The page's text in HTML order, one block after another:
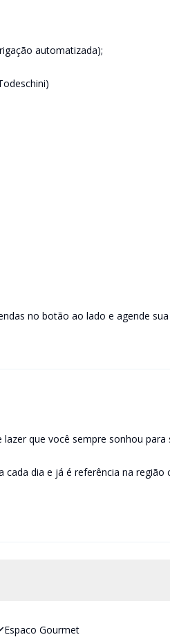
automatizada);
no botão ao lado e agende sua
que você sempre sonhou para
cada dia e já é referência na
Espaco Gourmet